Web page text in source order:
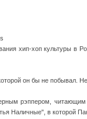
хип-хоп культуры в
он бы не побывал.
рэппером,
Наличные", в которой